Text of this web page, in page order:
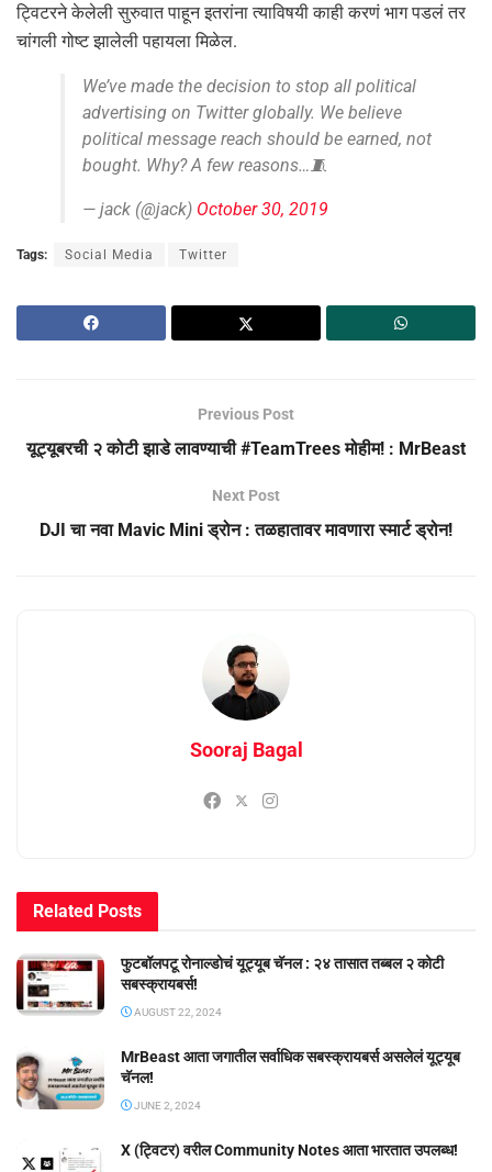
ट्विटरने केलेली सुरुवात पाहून इतरांना त्याविषयी काही करणं भाग पडलं तर
चांगली गोष्ट झालेली पहायला मिळेल.
We’ve made the decision to stop all political
advertising on Twitter globally. We believe
political message reach should be earned, not
bought. Why? A few reasons…🧵
— jack (@jack) October 30, 2019
Tags: Social Media Twitter
Previous Post
यूट्यूबरची २ कोटी झाडे लावण्याची #TeamTrees मोहीम! : MrBeast
Next Post
DJI चा नवा Mavic Mini ड्रोन : तळहातावर मावणारा स्मार्ट ड्रोन!
Sooraj Bagal
Related Posts
फुटबॉलपटू रोनाल्डोचं यूट्यूब चॅनल : २४ तासात तब्बल २ कोटी
सबस्क्रायबर्स!
AUGUST 22, 2024
MrBeast आता जगातील सर्वाधिक सबस्क्रायबर्स असलेलं यूट्यूब
चॅनल!
JUNE 2, 2024
X (ट्विटर) वरील Community Notes आता भारतात उपलब्ध!